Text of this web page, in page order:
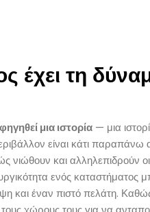
έχει τη
μια ιστορία — μια
είναι κάτι παραπάνω
νιώθουν και αλληλεπιδρούν
ενός καταστήματος
έναν πιστό πελάτη. Καθώς